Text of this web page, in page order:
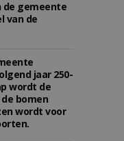
de gemeente
van de
jaar 250-
wordt de
bomen
wordt voor